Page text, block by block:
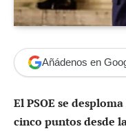
Añádenos en
El PSOE se
cinco puntos desde